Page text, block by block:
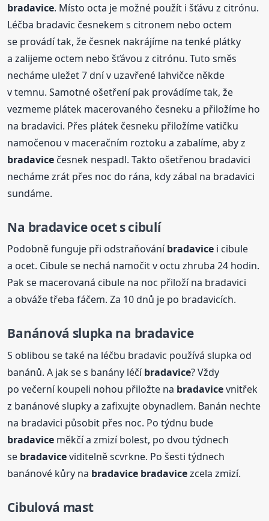
bradavice. Místo octa je možné použít i šťávu z citrónu.
Léčba bradavic česnekem s citronem nebo octem
se provádí tak, že česnek nakrájíme na tenké plátky
a zalijeme octem nebo šťávou z citrónu. Tuto směs
necháme uležet 7 dní v uzavřené lahvičce někde
v temnu. Samotné ošetření pak provádíme tak, že
vezmeme plátek macerovaného česneku a přiložíme ho
na bradavici. Přes plátek česneku přiložíme vatičku
namočenou v maceračním roztoku a zabalíme, aby z
bradavice česnek nespadl. Takto ošetřenou bradavici
necháme zrát přes noc do rána, kdy zábal na bradavici
sundáme.
Na bradaviceocet s cibulí
Podobně funguje při odstraňováníbradavice i cibule
a ocet. Cibule se nechá namočit v octu zhruba 24 hodin.
Pak se macerovaná cibule na noc přiloží na bradavici
a obváže třeba fáčem. Za 10 dnů je po bradavicích.
Banánová slupka na bradavice
S oblibou se také na léčbu bradavic používá slupka od
banánů. A jak se s banány léčíbradavice? Vždy
po večerní koupeli nohou přiložte na bradavicevnitřek
z banánové slupky a zafixujte obynadlem. Banán nechte
na bradavici působit přes noc. Po týdnu bude
bradavice měkčí a zmizí bolest, po dvou týdnech
se bradaviceviditelně scvrkne. Po šesti týdnech
banánové kůry na bradavice bradavicezcela zmizí.
Cibulová mast